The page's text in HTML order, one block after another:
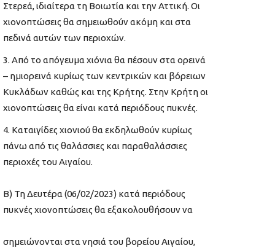
Στερεά, ιδιαίτερα τη Βοιωτία και την Αττική. Οι
χιονοπτώσεις θα σημειωθούν ακόμη και στα
πεδινά αυτών των περιοχών.
Από το απόγευμα χιόνια θα πέσουν στα ορεινά
– ημιορεινά κυρίως των κεντρικών και βόρειων
Κυκλάδων καθώς και της Κρήτης. Στην Κρήτη οι
χιονοπτώσεις θα είναι κατά περιόδους πυκνές.
Καταιγίδες χιονιού θα εκδηλωθούν κυρίως
πάνω από τις θαλάσσιες και παραθαλάσσιες
περιοχές του Αιγαίου.
Β) Τη Δευτέρα (06/02/2023) κατά περιόδους
πυκνές χιονοπτώσεις θα εξακολουθήσουν να
σημειώνονται στα νησιά του βορείου Αιγαίου,